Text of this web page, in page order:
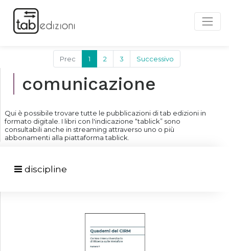
Prec 1 2 3 Successivo
comunicazione
Qui è possibile trovare tutte le pubblicazioni di tab edizioni in
formato digitale. I libri con l'indicazione “tablick” sono
consultabili anche in streaming attraverso uno o più
abbonamenti alla piattaforma tablick.
discipline